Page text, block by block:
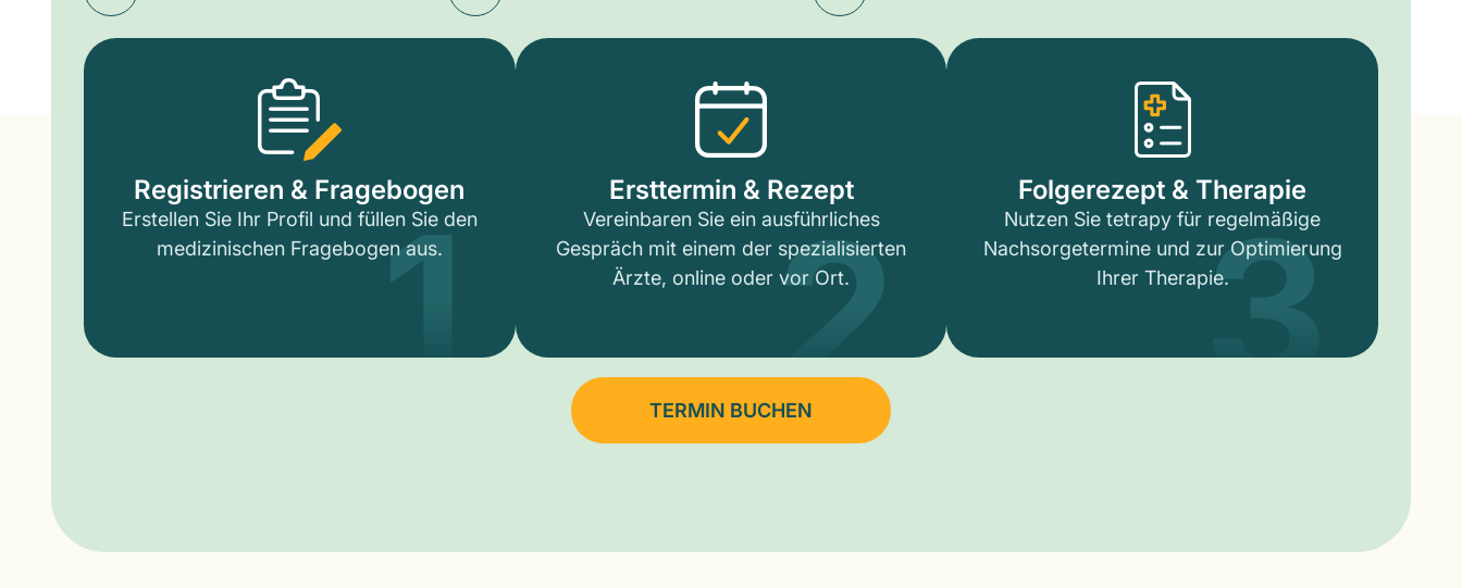
Registrieren & Fragebogen
Erstellen Sie Ihr Profil und füllen Sie den
medizinischen Fragebogen aus.
1 Ersttermin & Rezept
Vereinbaren Sie ein ausführliches
Gespräch mit einem der spezialisierten
Ärzte, online oder vor Ort.
2 Folgerezept & Therapie
Nutzen Sie tetrapy für regelmäßige
Nachsorgetermine und zur Optimierung
Ihrer Therapie.3
TERMIN BUCHEN